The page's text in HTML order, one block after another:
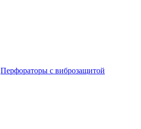
Перфораторы с виброзащитой